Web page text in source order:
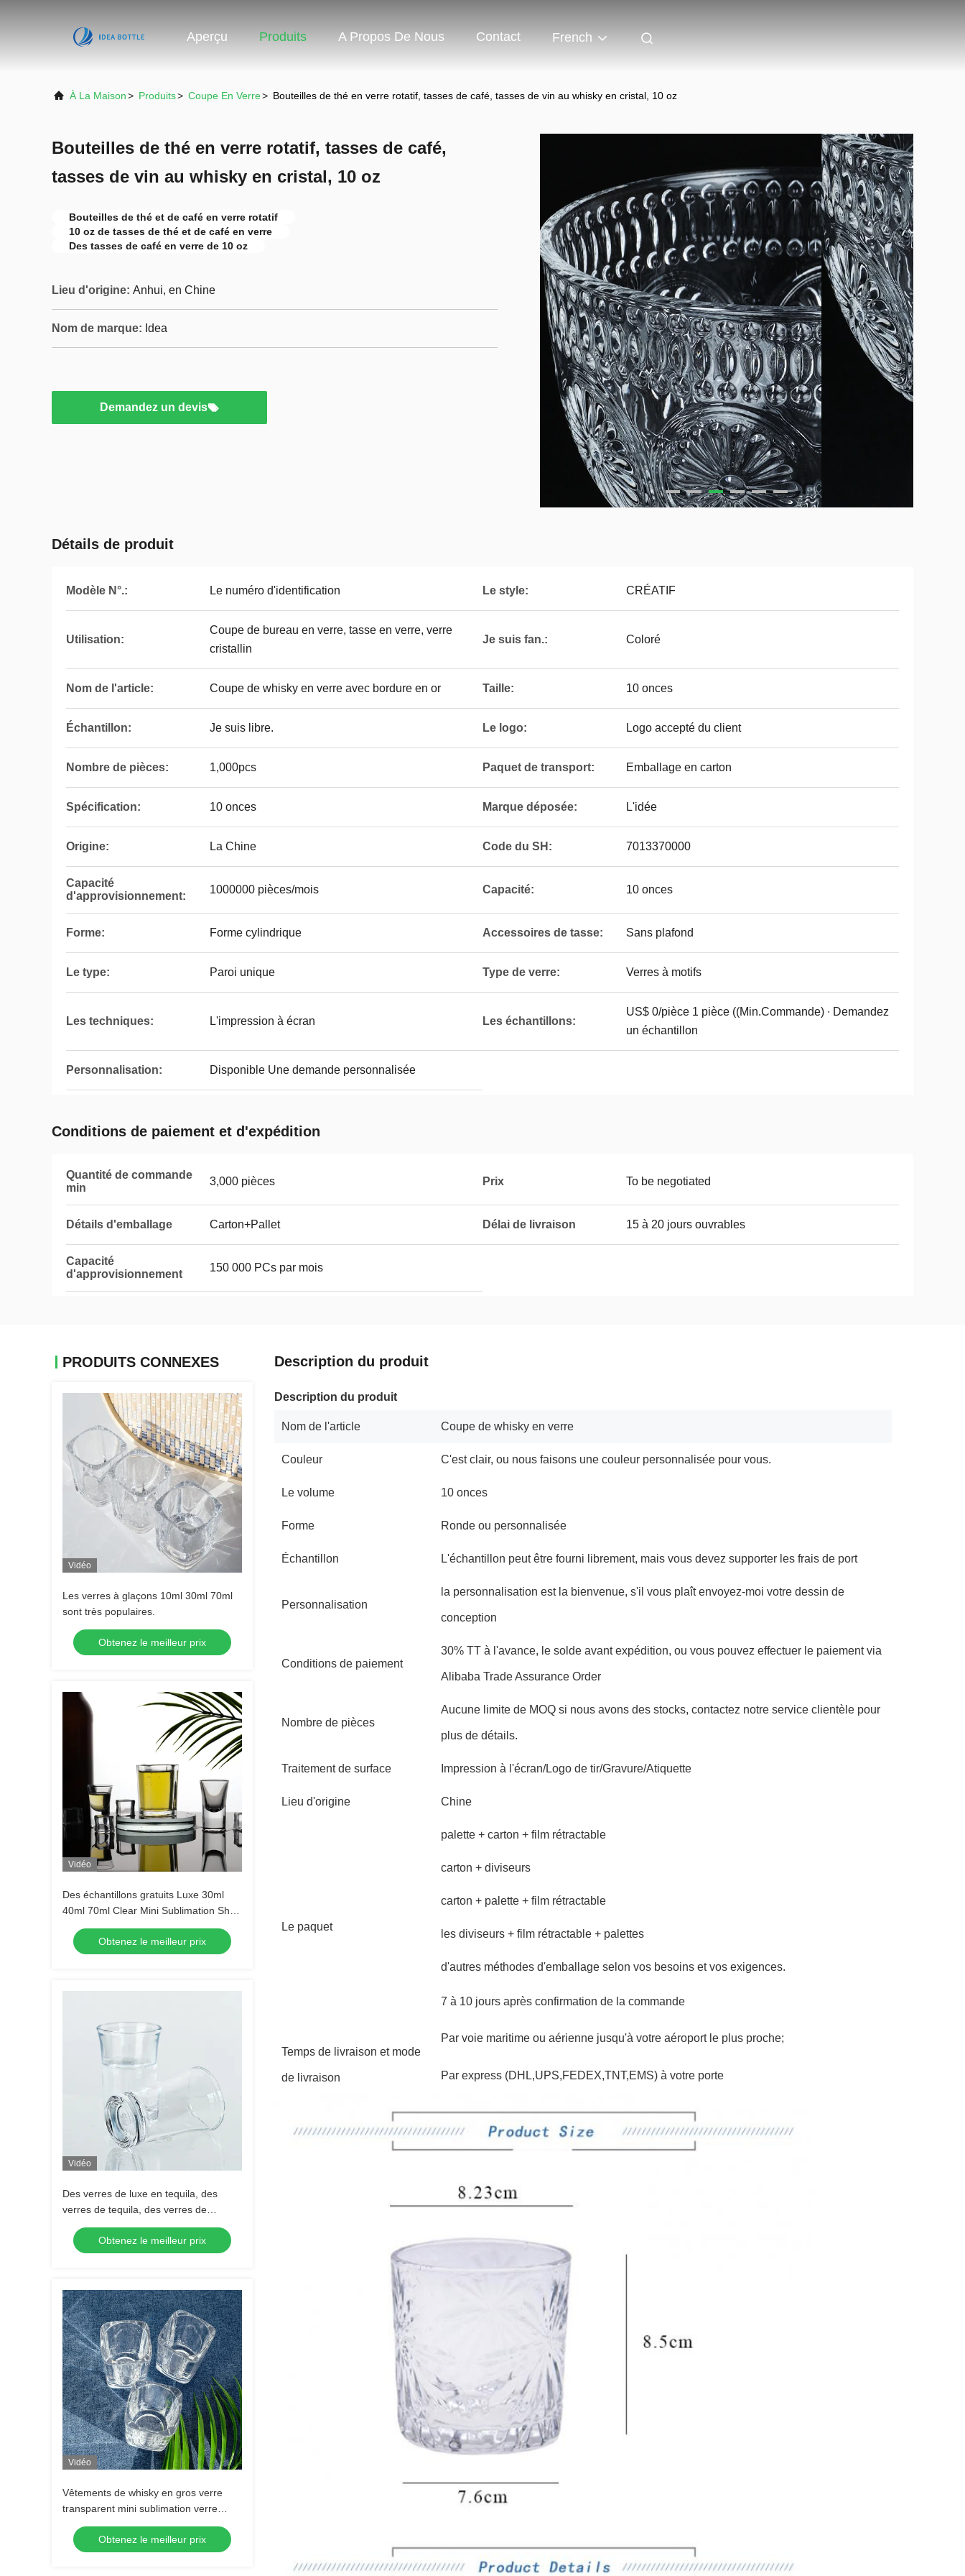
Aperçu Produits A Propos De Nous Contact French
À La Maison> Produits> Coupe En Verre> Bouteilles de thé en verre rotatif, tasses de café, tasses de vin au whisky en cristal, 10 oz
Bouteilles de thé en verre rotatif, tasses de café,
tasses de vin au whisky en cristal, 10 oz
Bouteilles de thé et de café en verre rotatif
10 oz de tasses de thé et de café en verre
Des tasses de café en verre de 10 oz
Lieu d'origine: Anhui, en Chine
Nom de marque: Idea
Demandez un devis
Détails de produit
Modèle N°.: Le numéro d'identification Le style: CRÉATIF
Utilisation:
Coupe de bureau en verre, tasse en verre, verre
cristallin
Je suis fan.: Coloré
Nom de l'article: Coupe de whisky en verre avec bordure en or Taille: 10 onces
Échantillon: Je suis libre. Le logo: Logo accepté du client
Nombre de pièces: 1,000pcs Paquet de transport: Emballage en carton
Spécification: 10 onces Marque déposée: L'idée
Origine: La Chine Code du SH: 7013370000
Capacité
d'approvisionnement:
1000000 pièces/mois Capacité: 10 onces
Forme: Forme cylindrique Accessoires de tasse: Sans plafond
Le type: Paroi unique Type de verre: Verres à motifs
Les techniques: L'impression à écran Les échantillons:
US$ 0/pièce 1 pièce ((Min.Commande) ∙ Demandez
un échantillon
Personnalisation: Disponible Une demande personnalisée
Conditions de paiement et d'expédition
Quantité de commande
min
3,000 pièces Prix To be negotiated
Détails d'emballage Carton+Pallet Délai de livraison 15 à 20 jours ouvrables
Capacité
d'approvisionnement
150 000 PCs par mois
PRODUITS CONNEXES
Vidéo
Les verres à glaçons 10ml 30ml 70ml
sont très populaires.
Obtenez le meilleur prix
Vidéo
Des échantillons gratuits Luxe 30ml
40ml 70ml Clear Mini Sublimation Shot
Glass Tequila Shot Glasses Espresso
Shot GlassObtenez le meilleur prix
Vidéo
Des verres de luxe en tequila, des
verres de tequila, des verres de
tequila, des verres de tequila, des
verres de tequila.
Obtenez le meilleur prix
Vidéo
Vêtements de whisky en gros verre
transparent mini sublimation verre
tequila verre shot Espresso verre shot
Obtenez le meilleur prix
Description du produit
Description du produit
Nom de l'article Coupe de whisky en verre
Couleur C'est clair, ou nous faisons une couleur personnalisée pour vous.
Le volume 10 onces
Forme Ronde ou personnalisée
Échantillon L'échantillon peut être fourni librement, mais vous devez supporter les frais de port
Personnalisation
la personnalisation est la bienvenue, s'il vous plaît envoyez-moi votre dessin de
conception
Conditions de paiement
30% TT à l'avance, le solde avant expédition, ou vous pouvez effectuer le paiement via
Alibaba Trade Assurance Order
Nombre de pièces
Aucune limite de MOQ si nous avons des stocks, contactez notre service clientèle pour
plus de détails.
Traitement de surface Impression à l'écran/Logo de tir/Gravure/Atiquette
Lieu d'origine Chine
Le paquet
palette + carton + film rétractable
carton + diviseurs
carton + palette + film rétractable
les diviseurs + film rétractable + palettes
d'autres méthodes d'emballage selon vos besoins et vos exigences.
Temps de livraison et mode
de livraison
7 à 10 jours après confirmation de la commande
Par voie maritime ou aérienne jusqu'à votre aéroport le plus proche;
Par express (DHL,UPS,FEDEX,TNT,EMS) à votre porte